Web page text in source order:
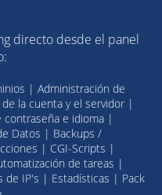
directo desde el panel
| Administración de
la cuenta y el servidor |
contraseña e idioma |
Datos | Backups /
| CGI-Scripts |
de tareas |
de IP's | Estadísticas | Pack